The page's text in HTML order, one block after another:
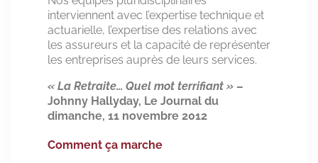
interviennent avec l’expertise technique et
actuarielle, l’expertise des relations avec
les assureurs et la capacité de représenter
les entreprises auprès de leurs services.
« La Retraite… Quel mot terrifiant » –
Johnny Hallyday, Le Journal du
dimanche, 11 novembre 2012
Comment ça marche